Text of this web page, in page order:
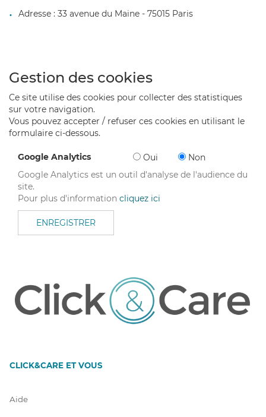
Adresse : 33 avenue du Maine - 75015 Paris
Gestion des cookies
Ce site utilise des cookies pour collecter des statistiques
sur votre navigation.
Vous pouvez accepter / refuser ces cookies en utilisant le
formulaire ci-dessous.
Google Analytics Oui
Non
Google Analytics est un outil d'analyse de l'audience du
site.
Pour plus d'information cliquez ici
CLICK&CARE ET VOUS
Aide